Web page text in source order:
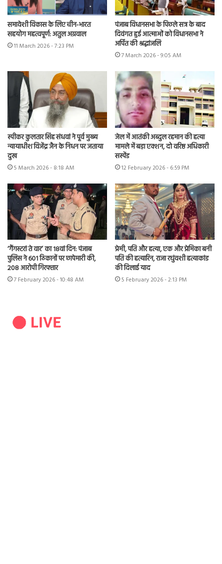
समावेशी विकास के लिए चीन-भारत
सहयोग महत्वपूर्ण: अतुल अग्रवाल
11 March 2026 - 7:23 PM
पंजाब विधानसभा के पिछले सत्र के बाद
दिवंगत हुई आत्माओं को विधानसभा ने
अर्पित की श्रद्धांजलि
7 March 2026 - 9:05 AM
स्पीकर कुलतार सिंह संधवां ने पूर्व मुख्य
न्यायाधीश विजेंद्र जैन के निधन पर जताया
दुख
5 March 2026 - 8:18 AM
जेल में आतंकी अब्दुल रहमान की हत्या
मामले में बड़ा एक्शन, दो वरिष्ठ अधिकारी
सस्पेंड
12 February 2026 - 6:59 PM
‘गैंगस्टरां ते वार’ का 18वां दिन: पंजाब
पुलिस ने 601 ठिकानों पर छापेमारी की,
208 आरोपी गिरफ्तार
7 February 2026 - 10:48 AM
प्रेमी, पति और हत्या, एक और प्रेमिका बनी
पति की हत्यारिन, राजा रघुंवशी हत्याकांड
की दिलाई याद
5 February 2026 - 2:13 PM